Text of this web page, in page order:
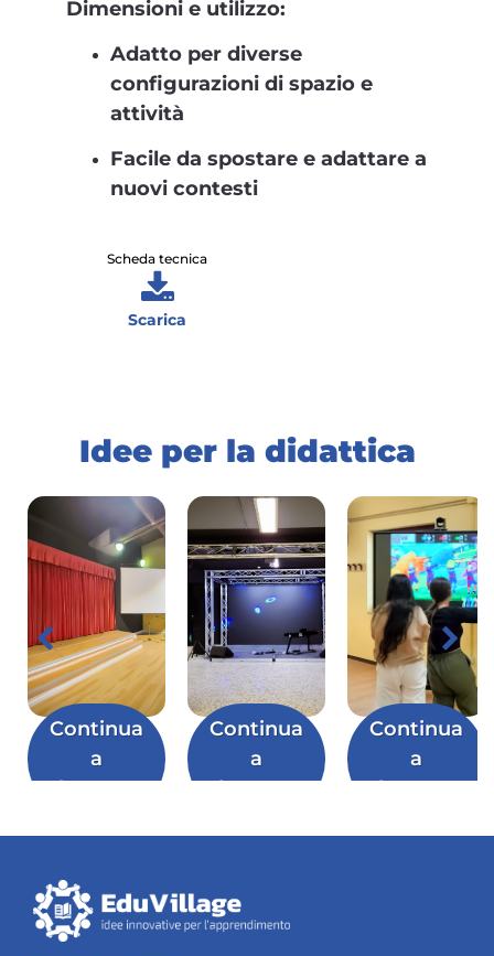
Dimensioni e utilizzo:
Adatto per diverse
configurazioni di spazio e
attività
Facile da spostare e adattare a
nuovi contesti
Scheda tecnica
Scarica
Idee per la didattica
Continua
a
leggere
Continua
a
leggere
Continua
a
leggere